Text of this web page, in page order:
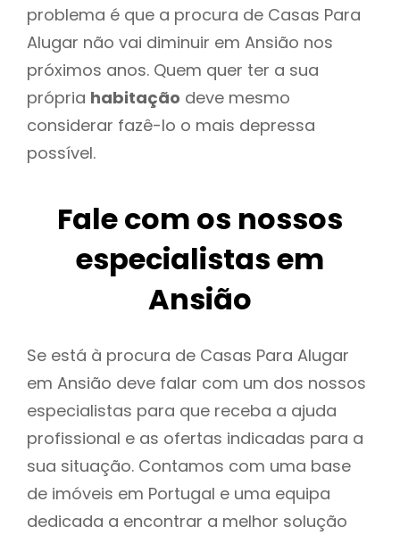
problema é que a procura de Casas Para
Alugar não vai diminuir em Ansião nos
próximos anos. Quem quer ter a sua
própria habitação deve mesmo
considerar fazê-lo o mais depressa
possível.
Fale com os nossos
especialistas em
Ansião
Se está à procura de Casas Para Alugar
em Ansião deve falar com um dos nossos
especialistas para que receba a ajuda
profissional e as ofertas indicadas para a
sua situação. Contamos com uma base
de imóveis em Portugal e uma equipa
dedicada a encontrar a melhor solução